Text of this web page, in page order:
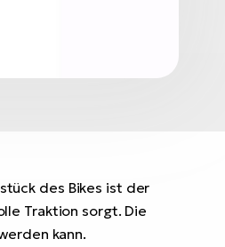
des Bikes ist der
Traktion sorgt. Die
kann.